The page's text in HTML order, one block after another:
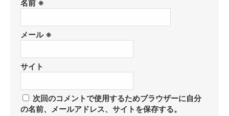
名前 ※
メール ※
サイト
次回のコメントで使用するためブラウザーに自分
の名前、メールアドレス、サイトを保存する。